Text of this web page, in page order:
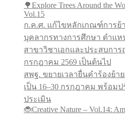
🌳Explore Trees Around the
Vol.15
ก.ค.ศ. แก้ไขหลักเกณฑ์การย้
บุคลากรทางการศึกษา ตำแ
สาขาวิชาเอกและประสบกา
กรกฎาคม 2569 เป็นต้นไป
สพฐ. ขยายเวลายื่นคำร้องย้า
เป็น 16–30 กรกฎาคม พร้อม
ประเมิน
🐞Creative Nature – Vol.14: